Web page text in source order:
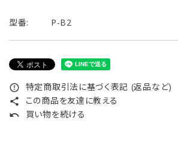
型番: P-B2
error_outline 特定商取引法に基づく表記 (返品など)
share この商品を友達に教える
undo 買い物を続ける